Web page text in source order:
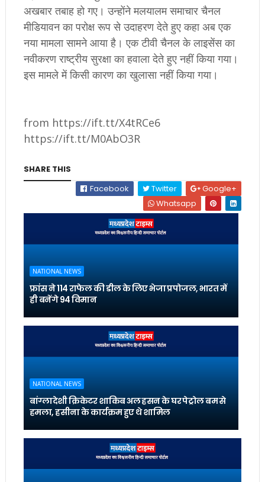
अखबार तबाह हो गए। उन्होंने मलयालम समाचार चैनल
मीडियावन का परोक्ष रूप से उदाहरण देते हुए कहा अब एक
नया मामला सामने आया है। एक टीवी चैनल के लाइसेंस का
नवीकरण राष्ट्रीय सुरक्षा का हवाला देते हुए नहीं किया गया।
इस मामले में किसी कारण का खुलासा नहीं किया गया।
from https://ift.tt/X4tRCe6
https://ift.tt/M0AbO3R
SHARE THIS
Facebook
Twitter
Google+
Whatsapp
NATIONAL NEWS
फ्रांस ने 114 राफेल की डील के लिए भेजा प्रपोजल, भारत में
ही बनेंगे 94 विमान
NATIONAL NEWS
बांग्लादेशी क्रिकेटर शाकिब अल हसन के घर पेट्रोल बम से
हमला, हसीना के कार्यक्रम हुए थे शामिल